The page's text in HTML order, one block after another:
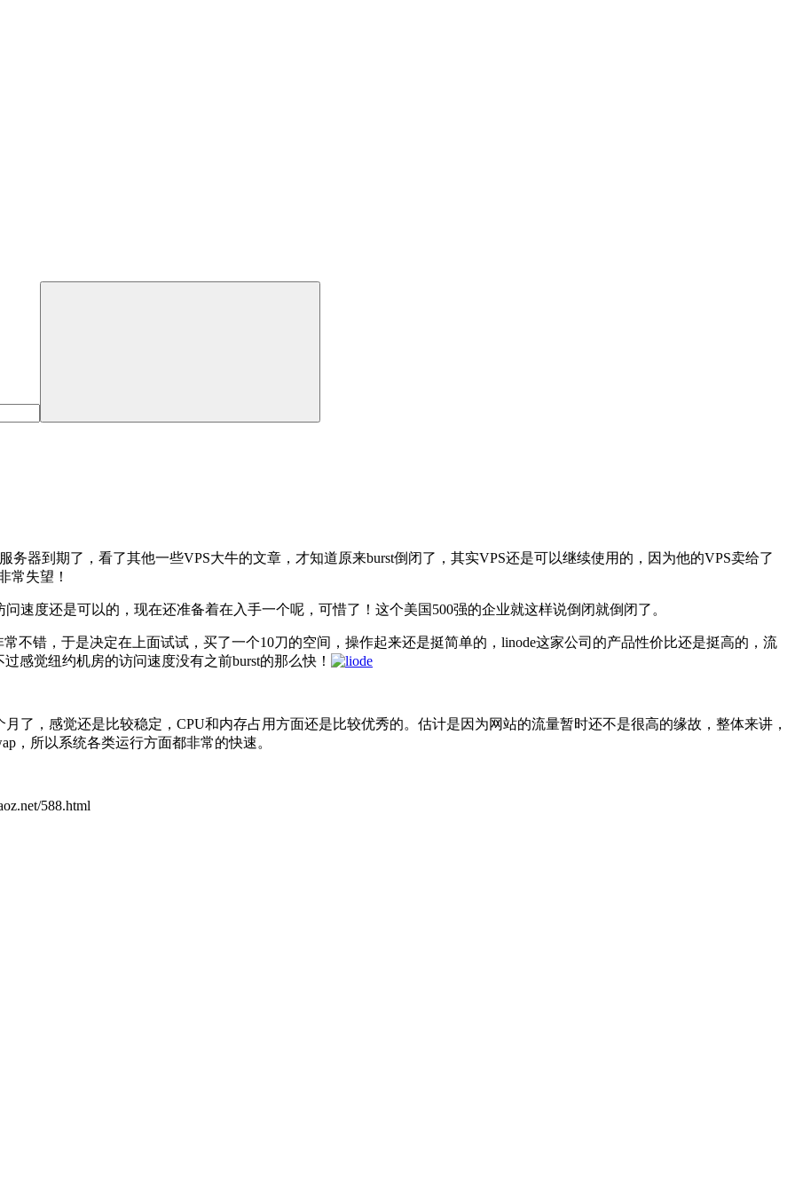
务器到期了，看了其他一些VPS大牛的文章，才知道原来burst倒闭了，其实VPS还是可以继续使用的，因为他的VPS卖给了
常失望！
速度还是可以的，现在还准备着在入手一个呢，可惜了！这个美国500强的企业就这样说倒闭就倒闭了。
不错，于是决定在上面试试，买了一个10刀的空间，操作起来还是挺简单的，linode这家公司的产品性价比还是挺高的，流
感觉纽约机房的访问速度没有之前burst的那么快！
了，感觉还是比较稳定，CPU和内存占用方面还是比较优秀的。估计是因为网站的流量暂时还不是很高的缘故，整体来讲，
，所以系统各类运行方面都非常的快速。
588.html